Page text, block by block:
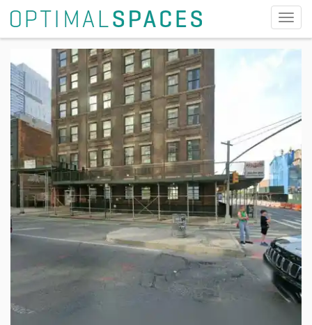
切
换
导